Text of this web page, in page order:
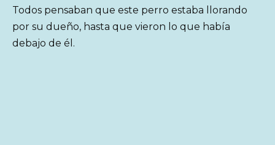
Todos pensaban que este perro estaba llorando
por su dueño, hasta que vieron lo que había
debajo de él.